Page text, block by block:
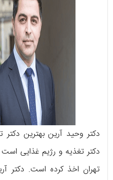
دکتر وحید آرین بهترین
دکتر تغذیه و رژیم غذایی
تهران اخذ کرده است. دکتر